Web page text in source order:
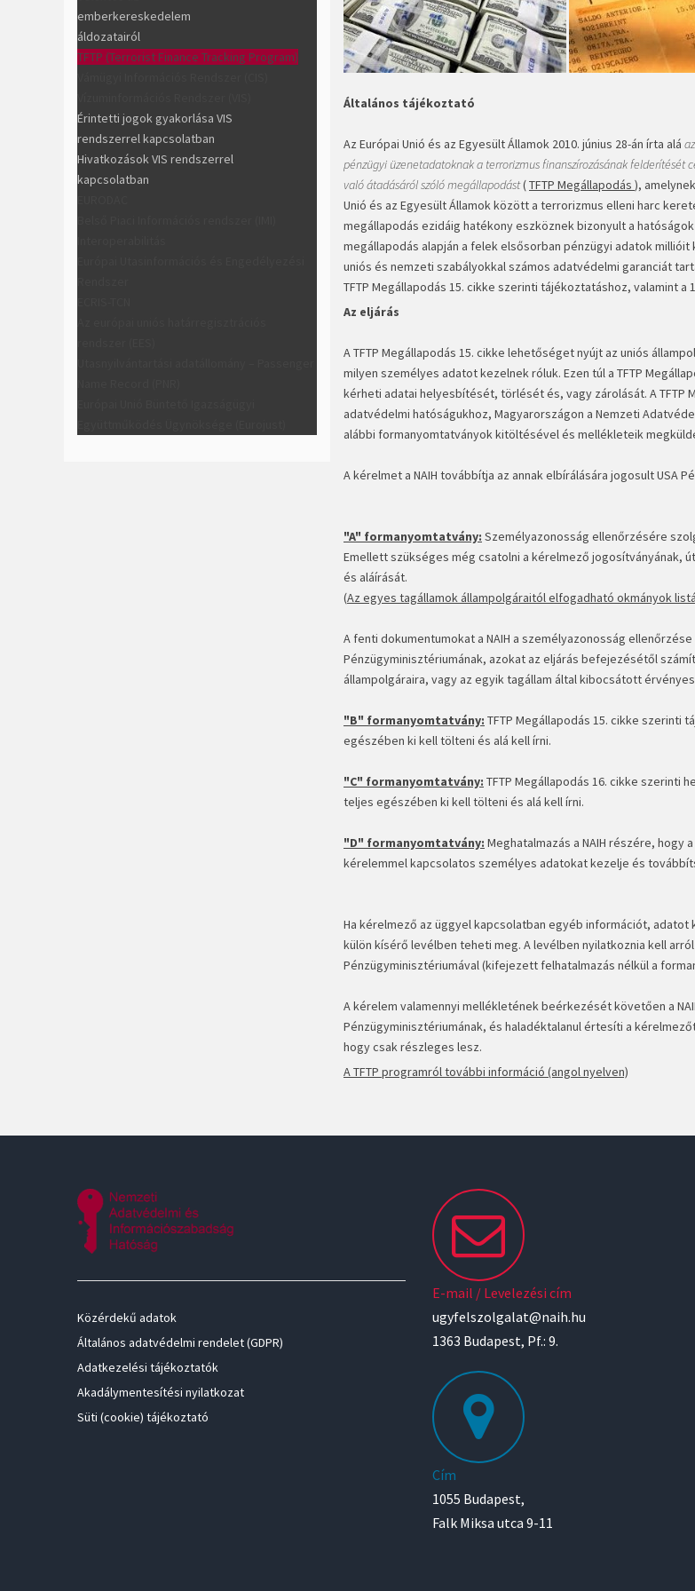
Általános tájékoztató
Az Európai Unió és az Egyesült Államok 2010. június 28-án írta alá
pénzügyi üzenetadatoknak a terrorizmus finanszírozásának felderítését
való átadásáról szóló megállapodást(TFTP Megállapodás ),
Unió és az Egyesült Államok között a terrorizmus elleni harc
megállapodás ezidáig hatékony eszköznek bizonyult a
megállapodás alapján a felek elsősorban pénzügyi adatok
uniós és nemzeti szabályokkal számos adatvédelmi garanciát
TFTP Megállapodás 15. cikke szerinti tájékoztatáshoz, valamint
Az eljárás
A TFTP Megállapodás 15. cikke lehetőséget nyújt az uniós
milyen személyes adatot kezelnek róluk. Ezen túl a TFTP
kérheti adatai helyesbítését, törlését és, vagy zárolását. A TFTP
adatvédelmi hatóságukhoz, Magyarországon a Nemzeti
alábbi formanyomtatványok kitöltésével és mellékleteik
A kérelmet a NAIH továbbítja az annak elbírálására jogosult USA
"A" formanyomtatvány: Személyazonosság ellenőrzésére
Emellett szükséges még csatolni a kérelmező jogosítványának,
és aláírását.
(Az egyes tagállamok állampolgáraitól elfogadható okmányok
A fenti dokumentumokat a NAIH a személyazonosság
Pénzügyminisztériumának, azokat az eljárás befejezésétől
állampolgáraira, vagy az egyik tagállam által kibocsátott
"B" formanyomtatvány: TFTP Megállapodás 15. cikke szerinti
egészében ki kell tölteni és alá kell írni.
"C" formanyomtatvány: TFTP Megállapodás 16. cikke szerinti
teljes egészében ki kell tölteni és alá kell írni.
"D" formanyomtatvány: Meghatalmazás a NAIH részére, hogy
kérelemmel kapcsolatos személyes adatokat kezelje és
Ha kérelmező az üggyel kapcsolatban egyéb információt, adatot
külön kísérő levélben teheti meg. A levélben nyilatkoznia kell
Pénzügyminisztériumával (kifejezett felhatalmazás nélkül a
A kérelem valamennyi mellékletének beérkezését követően a
Pénzügyminisztériumának, és haladéktalanul értesíti a
hogy csak részleges lesz.
A TFTP programról további információ (angol nyelven)
emberkereskedelem
áldozatairól
TFTP (Terrorist Finance Tracking Program)
Érintetti jogok gyakorlása VIS
rendszerrel kapcsolatban
Hivatkozások VIS rendszerrel
kapcsolatban
Közérdekű adatok
Általános adatvédelmi rendelet (GDPR)
Adatkezelési tájékoztatók
Akadálymentesítési nyilatkozat
Süti (cookie) tájékoztató
E-mail / Levelezési cím
ugyfelszolgalat@naih.hu
1363 Budapest, Pf.: 9.
Cím
1055 Budapest,
Falk Miksa utca 9-11